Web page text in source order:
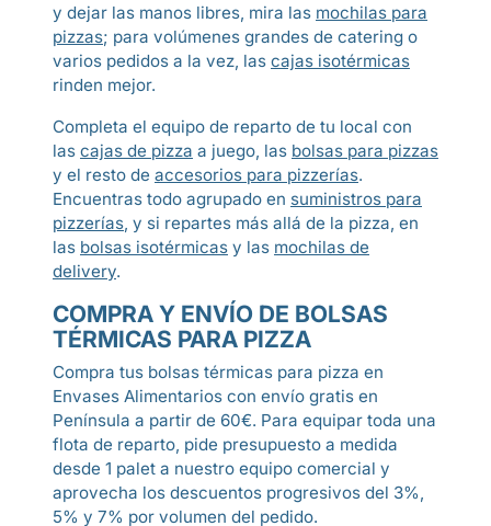
y dejar las manos libres, mira las mochilas para
pizzas; para volúmenes grandes de catering o
varios pedidos a la vez, las cajas isotérmicas
rinden mejor.
Completa el equipo de reparto de tu local con
las cajas de pizza a juego, las bolsas para pizzas
y el resto de accesorios para pizzerías.
Encuentras todo agrupado en suministros para
pizzerías, y si repartes más allá de la pizza, en
las bolsas isotérmicas y las mochilas de
delivery.
COMPRA Y ENVÍO DE BOLSAS
TÉRMICAS PARA PIZZA
Compra tus bolsas térmicas para pizza en
Envases Alimentarios con envío gratis en
Península a partir de 60€. Para equipar toda una
flota de reparto, pide presupuesto a medida
desde 1 palet a nuestro equipo comercial y
aprovecha los descuentos progresivos del 3%,
5% y 7% por volumen del pedido.